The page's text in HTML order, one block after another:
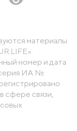
материалы
номер и дата
серия ИА №
сфере связи,